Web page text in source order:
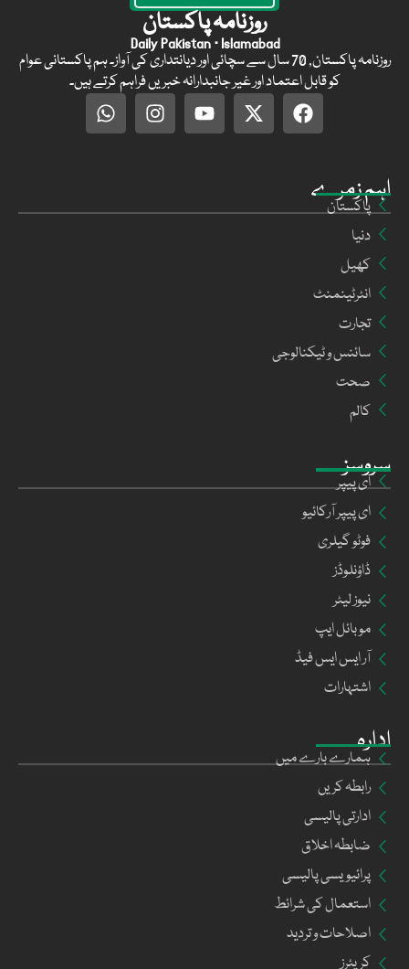
ادارہ
ہمارے بارے میں
رابطہ کریں
ادارتی پالیسی
ضابطہ اخلاق
پرائیویسی پالیسی
استعمال کی شرائط
اصلاحات و تردید
کریئرز
سروسز
ای پیپر
ای پیپر آرکائیو
فوٹو گیلری
ڈاؤنلوڈز
نیوز لیٹر
موبائل ایپ
آر ایس ایس فیڈ
اشتہارات
اہم زمرے
پاکستان
دنیا
کھیل
انٹرٹینمنٹ
تجارت
سائنس و ٹیکنالوجی
صحت
کالم
روزنامہ پاکستان
Daily Pakistan · Islamabad
روزنامہ پاکستان, 70 سال سے سچائی اور دیانتداری کی آواز۔ ہم پاکستانی عوام
کو قابل اعتماد اور غیر جانبدارانہ خبریں فراہم کرتے ہیں۔